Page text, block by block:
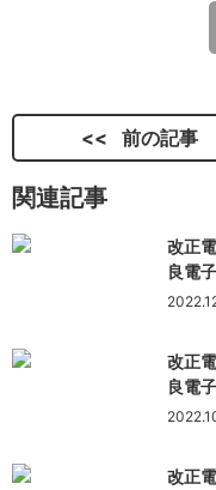
前の記事
関連記事
改正
良電
改正
良電
改正